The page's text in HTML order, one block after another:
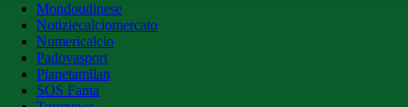
Mondoudinese
Notiziecalciomercato
Numericalcio
Padovasport
Pianetamilan
SOS Fanta